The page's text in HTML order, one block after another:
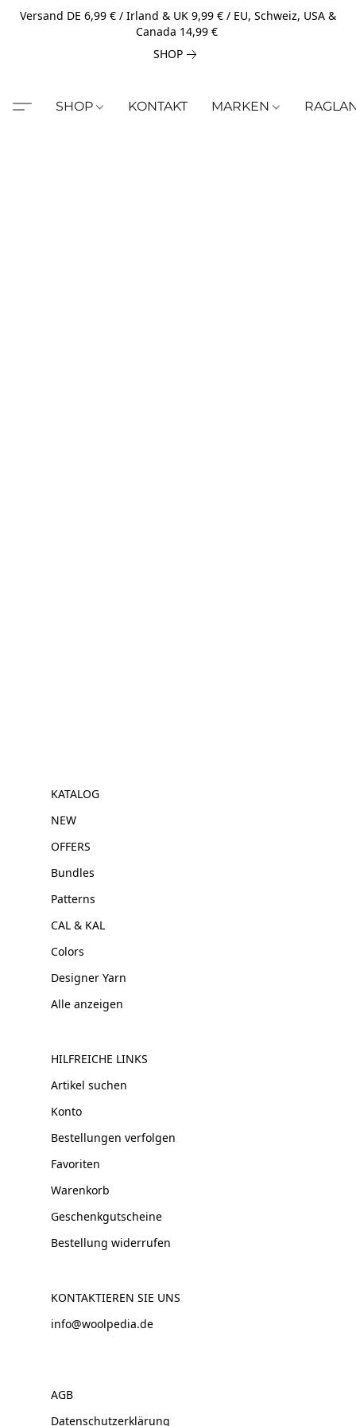
Versand DE 6,99 € / Irland & UK 9,99 € / EU, Schweiz, USA &
Canada 14,99 €
SHOP
SHOP KONTAKT MARKEN
KATALOG
NEW
OFFERS
Bundles
Patterns
CAL & KAL
Colors
Designer Yarn
Alle anzeigen
HILFREICHE LINKS
Artikel suchen
Konto
Bestellungen verfolgen
Favoriten
Warenkorb
Geschenkgutscheine
Bestellung widerrufen
KONTAKTIEREN SIE UNS
info@woolpedia.de
AGB
Datenschutzerklärung